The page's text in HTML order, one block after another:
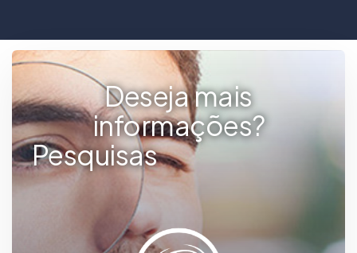
Deseja mais
informações?
Pesquisasd